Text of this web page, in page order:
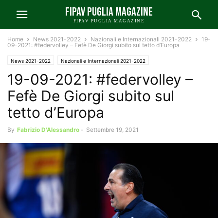
FIPAV PUGLIA MAGAZINE
FIPAV PUGLIA MAGAZINE
Home News 2021-2022 Nazionali e Internazionali 2021-2022
19-
09-2021: #federvolley – Fefè De Giorgi subito sul tetto d’Europa
News 2021-2022 Nazionali e Internazionali 2021-2022
News FIPAV Puglia 2021-2022
19-09-2021: #federvolley –
Fefè De Giorgi subito sul
tetto d’Europa
By Fabrizio D'Alessandro - Settembre 19, 2021